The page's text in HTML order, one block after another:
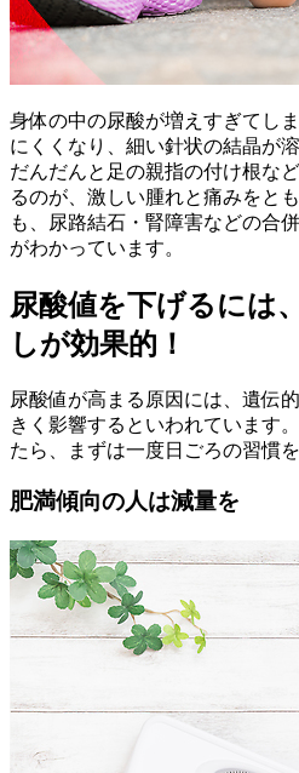
身体の中の尿酸が増えすぎてし
にくくなり、細い針状の結晶が
だんだんと足の親指の付け根な
るのが、激しい腫れと痛みをと
も、尿路結石・腎障害などの合
がわかっています。
尿酸値を下げるには
しが効果的！
尿酸値が高まる原因には、遺伝
きく影響するといわれています
たら、まずは一度日ごろの習慣
肥満傾向の人は減量を